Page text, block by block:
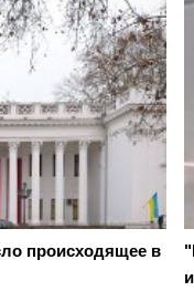
происходящее в